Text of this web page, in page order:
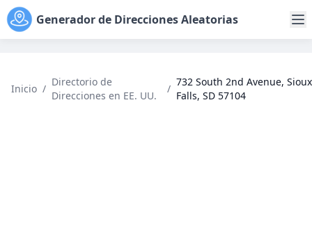
Generador de Direcciones Aleatorias
Inicio /
Directorio de
Direcciones en EE. UU.
/
732 South 2nd Avenue, Sioux
Falls, SD 57104